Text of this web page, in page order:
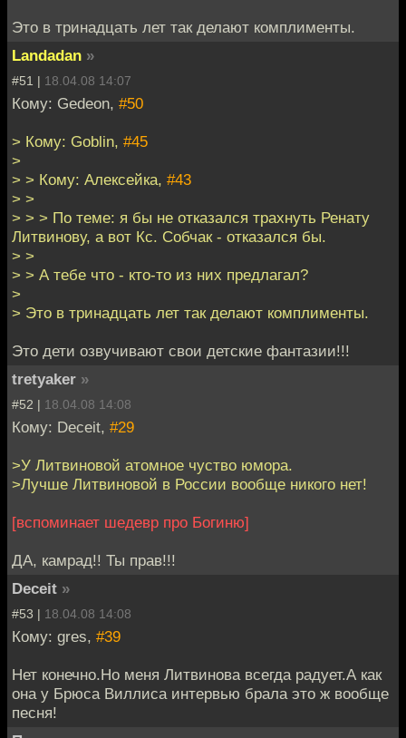
Это в тринадцать лет так делают комплименты.
Landadan »
#51 | 18.04.08 14:07
Кому: Gedeon, #50
> Кому: Goblin, #45
>
> > Кому: Алексейка, #43
> >
> > > По теме: я бы не отказался трахнуть Ренату
Литвинову, а вот Кс. Собчак - отказался бы.
> >
> > А тебе что - кто-то из них предлагал?
>
> Это в тринадцать лет так делают комплименты.
Это дети озвучивают свои детские фантазии!!!
tretyaker »
#52 | 18.04.08 14:08
Кому: Deceit, #29
>У Литвиновой атомное чуство юмора.
>Лучше Литвиновой в России вообще никого нет!
[вспоминает шедевр про Богиню]
ДА, камрад!! Ты прав!!!
Deceit »
#53 | 18.04.08 14:08
Кому: gres, #39
Нет конечно.Но меня Литвинова всегда радует.А как
она у Брюса Виллиса интервью брала это ж вообще
песня!